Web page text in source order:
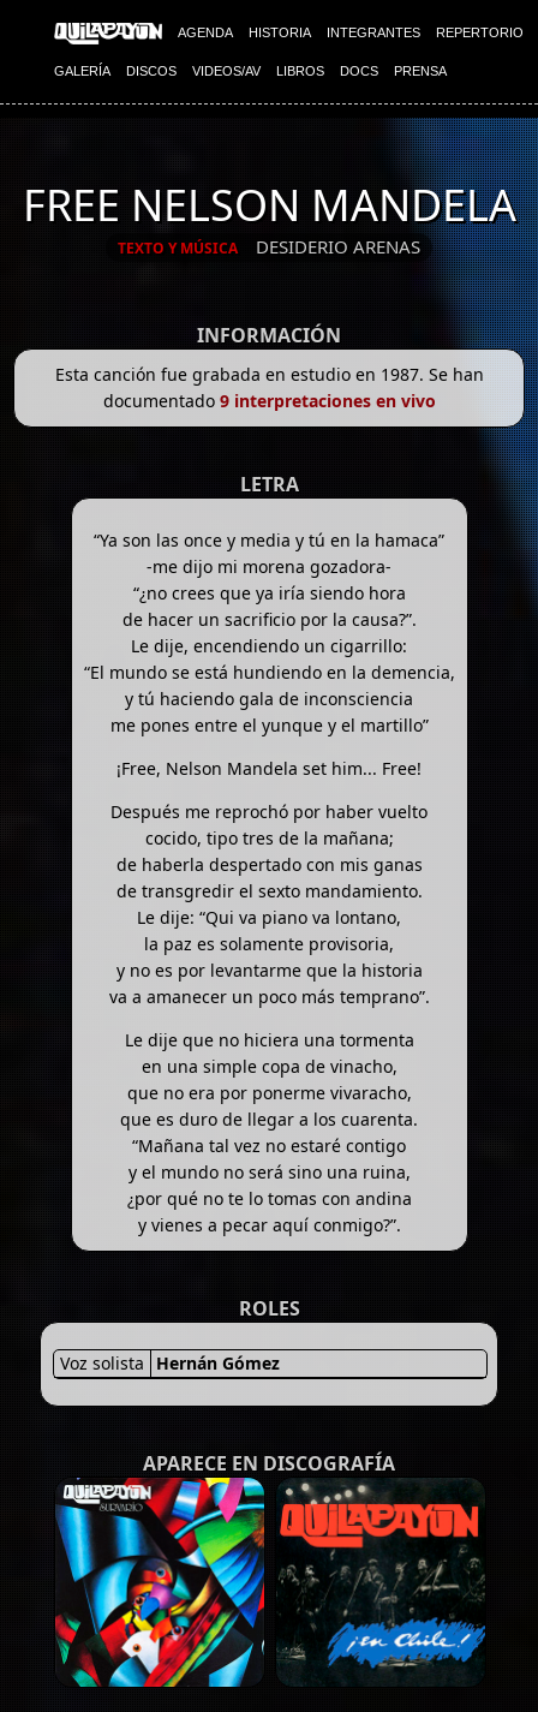
AGENDA HISTORIA INTEGRANTES REPERTORIO
GALERÍA DISCOS VIDEOS/AV LIBROS DOCS PRENSA
FREE NELSON MANDELA
TEXTO Y MÚSICA DESIDERIO ARENAS
INFORMACIÓN
Esta canción fue grabada en estudio en 1987. Se han
documentado 9 interpretaciones en vivo
LETRA
“Ya son las once y media y tú en la hamaca”
-me dijo mi morena gozadora-
“¿no crees que ya iría siendo hora
de hacer un sacrificio por la causa?”.
Le dije, encendiendo un cigarrillo:
“El mundo se está hundiendo en la demencia,
y tú haciendo gala de inconsciencia
me pones entre el yunque y el martillo”
¡Free, Nelson Mandela set him... Free!
Después me reprochó por haber vuelto
cocido, tipo tres de la mañana;
de haberla despertado con mis ganas
de transgredir el sexto mandamiento.
Le dije: “Qui va piano va lontano,
la paz es solamente provisoria,
y no es por levantarme que la historia
va a amanecer un poco más temprano”.
Le dije que no hiciera una tormenta
en una simple copa de vinacho,
que no era por ponerme vivaracho,
que es duro de llegar a los cuarenta.
“Mañana tal vez no estaré contigo
y el mundo no será sino una ruina,
¿por qué no te lo tomas con andina
y vienes a pecar aquí conmigo?”.
ROLES
Voz solista Hernán Gómez
APARECE EN DISCOGRAFÍA